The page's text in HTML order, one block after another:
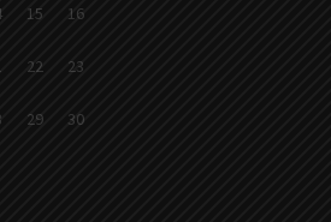
15 16
22 23
29 30